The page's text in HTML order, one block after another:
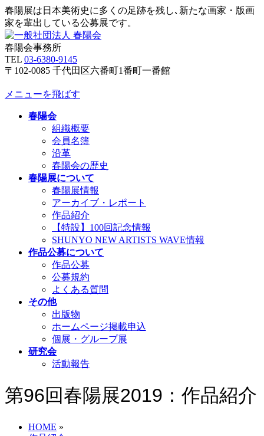
春陽展は日本美術史に多くの足跡を残し､新たな画家・版画
家を輩出している公募展です。
春陽会事務所
TEL 03-6380-9145
〒102-0085 千代田区六番町1番町一番館
メニューを飛ばす
春陽会
組織概要
会員名簿
沿革
春陽会の歴史
春陽展について
春陽展情報
アーカイブ・レポート
作品紹介
【特設】100回記念情報
SHUNYO NEW ARTISTS WAVE情報
作品公募について
作品公募
公募規約
よくある質問
その他
出版物
ホームページ掲載申込
個展・グループ展
研究会
活動報告
第96回春陽展2019：作品紹介
HOME »